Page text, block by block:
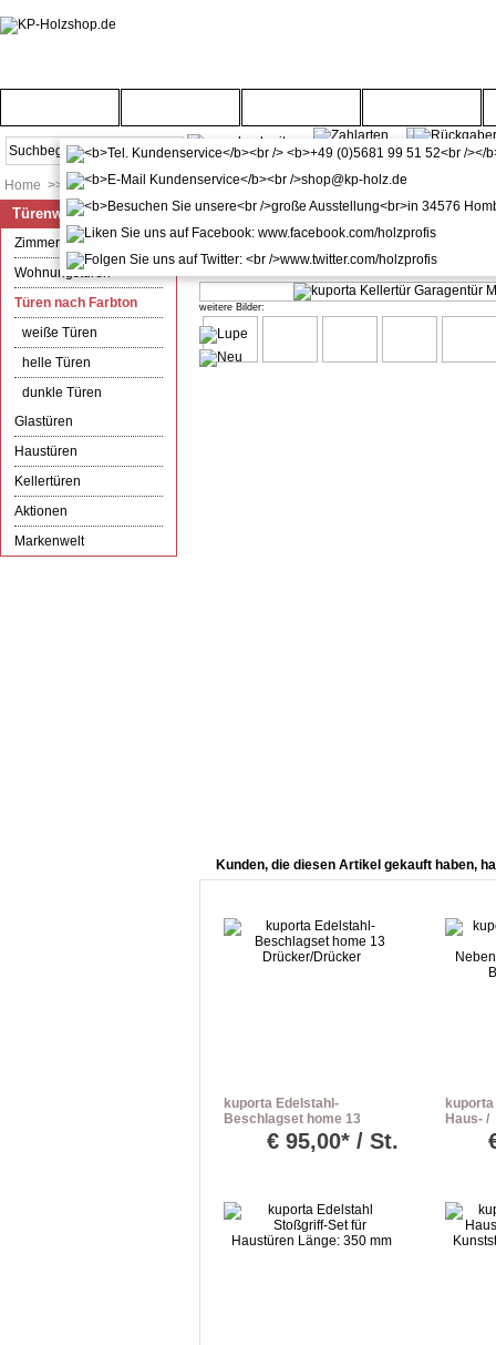
Home >> Türenwelt >> Türen nach Farbton
kuporta Kellertür Garagentür
Durchschnitts-Bewertung: (1)
weitere Bilder:
Kunden, die diesen Artikel gekauft haben,
kuporta Edelstahl-
Beschlagset home 13
Drücker/Drücker
€ 95,00* / St.
Haus- /
Türenwelt
Zimmertüren
Wohnungstüren
Türen nach Farbton
weiße Türen
helle Türen
dunkle Türen
Glastüren
Haustüren
Kellertüren
Aktionen
Markenwelt